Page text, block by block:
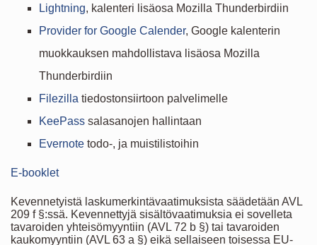
Lightning, kalenteri lisäosa Mozilla Thunderbirdiin
Provider for Google Calender, Google kalenterin
muokkauksen mahdollistava lisäosa Mozilla
Thunderbirdiin
Filezilla tiedostonsiirtoon palvelimelle
KeePass salasanojen hallintaan
Evernote todo-, ja muistilistoihin
E-booklet
Kevennetyistä laskumerkintävaatimuksista säädetään AVL
209 f §:ssä. Kevennettyjä sisältövaatimuksia ei sovelleta
tavaroiden yhteisömyyntiin (AVL 72 b §) tai tavaroiden
kaukomyyntiin (AVL 63 a §) eikä sellaiseen toisessa EU-